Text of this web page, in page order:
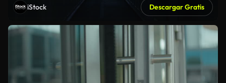
iStock Descargar Gratis